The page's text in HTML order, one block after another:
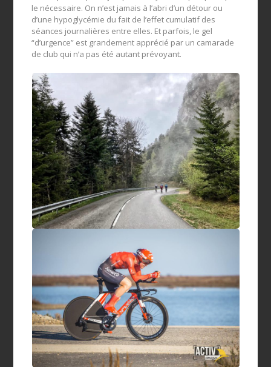
le nécessaire. On n’est jamais à l’abri d’un détour ou
d’une hypoglycémie du fait de l’effet cumulatif des
séances journalières entre elles. Et parfois, le gel
“d’urgence” est grandement apprécié par un camarade
de club qui n’a pas été autant prévoyant.